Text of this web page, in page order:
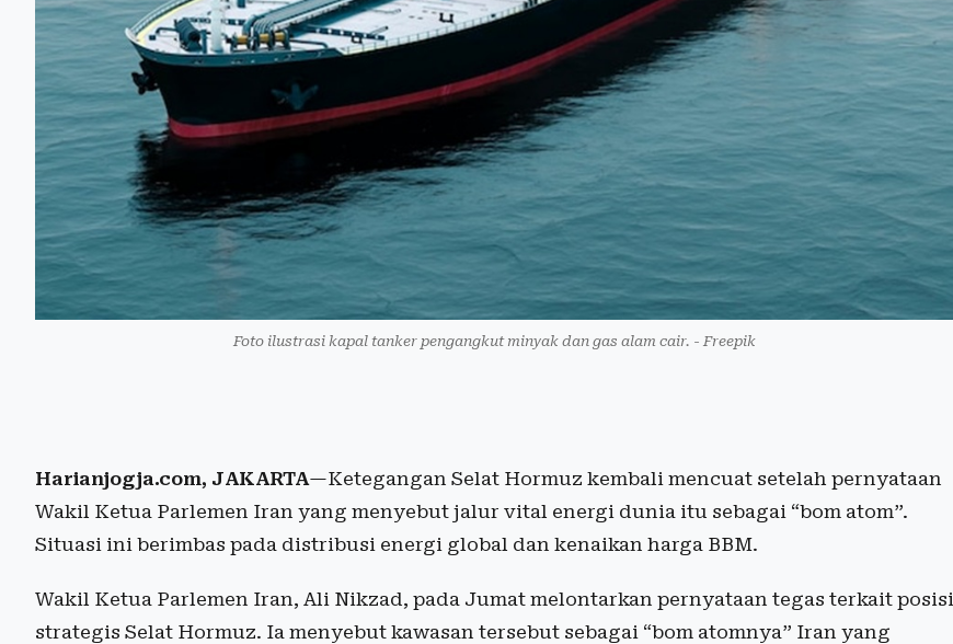
Foto ilustrasi kapal tanker pengangkut minyak dan gas alam cair. - Freepik
Harianjogja.com, JAKARTA—Ketegangan Selat Hormuz kembali mencuat setelah pernyataan
Wakil Ketua Parlemen Iran yang menyebut jalur vital energi dunia itu sebagai “bom atom”.
Situasi ini berimbas pada distribusi energi global dan kenaikan harga BBM.
Wakil Ketua Parlemen Iran, Ali Nikzad, pada Jumat melontarkan pernyataan tegas terkait posisi
strategis Selat Hormuz. Ia menyebut kawasan tersebut sebagai “bom atomnya” Iran yang